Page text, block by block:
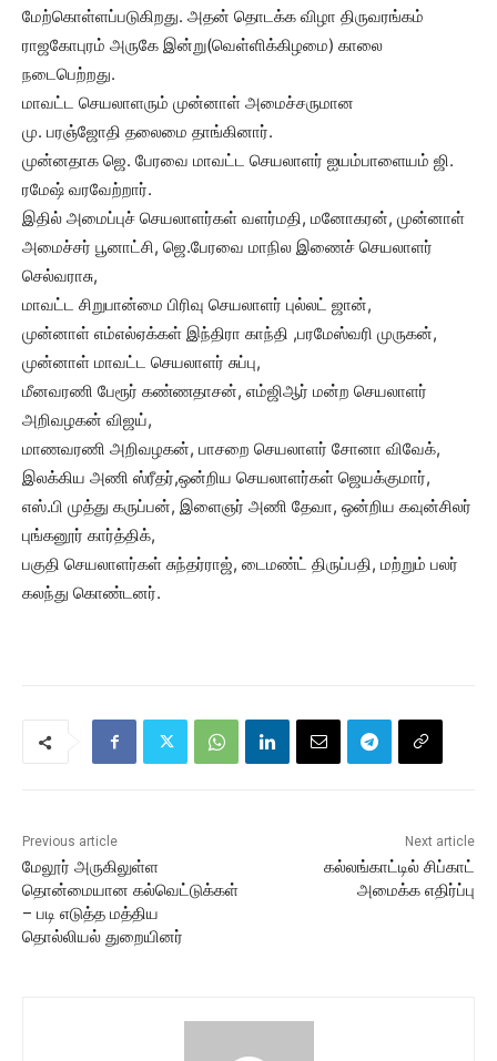
மேற்கொள்ளப்படுகிறது. அதன் தொடக்க விழா திருவரங்கம்
ராஜகோபுரம் அருகே இன்று(வெள்ளிக்கிழமை) காலை
நடைபெற்றது.
மாவட்ட செயலாளரும் முன்னாள் அமைச்சருமான
மு. பரஞ்ஜோதி தலைமை தாங்கினார்.
முன்னதாக ஜெ. பேரவை மாவட்ட செயலாளர் ஐயம்பாளையம் ஜி.
ரமேஷ் வரவேற்றார்.
இதில் அமைப்புச் செயலாளர்கள் வளர்மதி, மனோகரன், முன்னாள்
அமைச்சர் பூனாட்சி, ஜெ.பேரவை மாநில இணைச் செயலாளர்
செல்வராசு,
மாவட்ட சிறுபான்மை பிரிவு செயலாளர் புல்லட் ஜான்,
முன்னாள் எம்எல்ஏக்கள் இந்திரா காந்தி ,பரமேஸ்வரி முருகன்,
முன்னாள் மாவட்ட செயலாளர் சுப்பு,
மீனவரணி பேரூர் கண்ணதாசன், எம்ஜிஆர் மன்ற செயலாளர்
அறிவழகன் விஜய்,
மாணவரணி அறிவழகன், பாசறை செயலாளர் சோனா விவேக்,
இலக்கிய அணி ஸ்ரீதர்,ஒன்றிய செயலாளர்கள் ஜெயக்குமார்,
எஸ்.பி முத்து கருப்பன், இளைஞர் அணி தேவா, ஒன்றிய கவுன்சிலர்
புங்கனூர் கார்த்திக்,
பகுதி செயலாளர்கள் சுந்தர்ராஜ், டைமண்ட் திருப்பதி, மற்றும் பலர்
கலந்து கொண்டனர்.
Previous article
மேலூர் அருகிலுள்ள
தொன்மையான கல்வெட்டுக்கள்
– படி எடுத்த மத்திய
தொல்லியல் துறையினர்
Next article
கல்லங்காட்டில் சிப்காட்
அமைக்க எதிர்ப்பு